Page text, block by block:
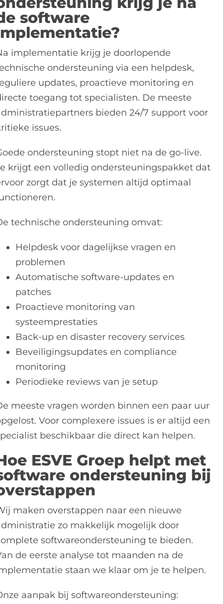
software
implementatie krijg je doorlopende
ondersteuning via een helpdesk,
updates, proactieve monitoring en
toegang tot specialisten. De meeste
bieden 24/7 support voor
issues.
ondersteuning stopt niet na de go-live.
krijgt een volledig ondersteuningspakket dat
zorgt dat je systemen altijd optimaal
technische ondersteuning omvat:
Helpdesk voor dagelijkse vragen en
problemen
Automatische software-updates en
patches
Proactieve monitoring van
systeemprestaties
Back-up en disaster recovery services
Beveiligingsupdates en compliance
monitoring
Periodieke reviews van je setup
meeste vragen worden binnen een paar uur
Voor complexere issues is er altijd een
beschikbaar die direct kan helpen.
ESVE Groep helpt met
ondersteuning bij
maken overstappen naar een nieuwe
zo makkelijk mogelijk door
softwareondersteuning te bieden.
de eerste analyse tot maanden na de
staan we klaar om je te helpen.
aanpak bij softwareondersteuning: